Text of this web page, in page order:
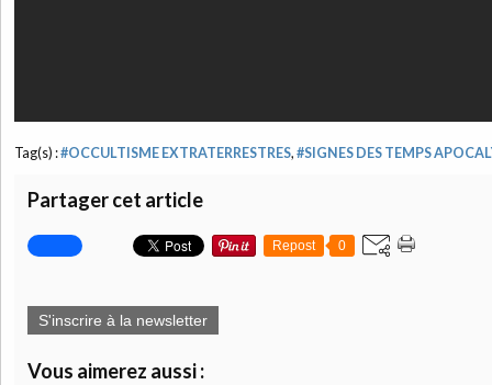
Tag(s) :#OCCULTISME EXTRATERRESTRES, #SIGNES DES TEMPS
Partager cet article
Repost 0
S'inscrire à la newsletter
Vous aimerez aussi :